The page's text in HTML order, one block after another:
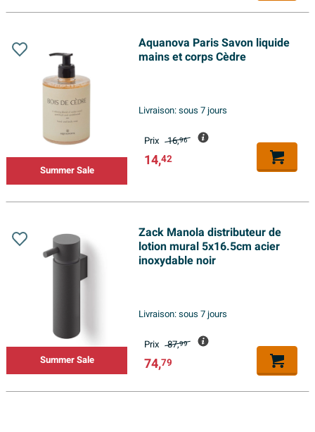
Summer Sale
Aquanova Paris Savon liquide
mains et corps Cèdre
Livraison:sous 7 jours
Prix 16,96
14,42
Summer Sale
Zack Manola distributeur de
lotion mural 5x16.5cm acier
inoxydable noir
Livraison:sous 7 jours
Prix 87,99
74,79